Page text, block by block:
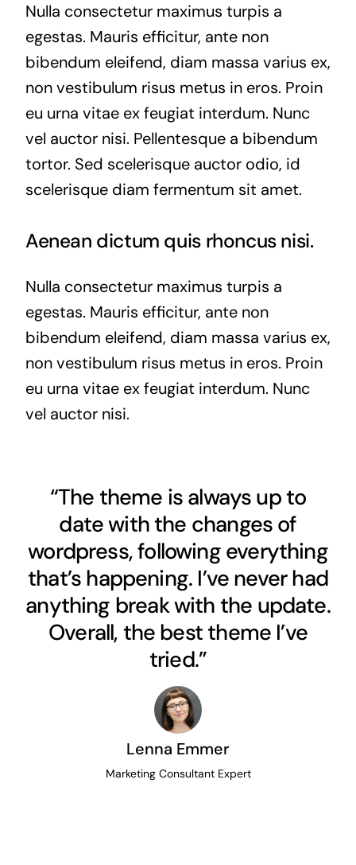
Nulla consectetur maximus turpis a
egestas. Mauris efficitur, ante non
bibendum eleifend, diam massa varius ex,
non vestibulum risus metus in eros. Proin
eu urna vitae ex feugiat interdum. Nunc
vel auctor nisi. Pellentesque a bibendum
tortor. Sed scelerisque auctor odio, id
scelerisque diam fermentum sit amet.
Aenean dictum quis rhoncus nisi.
Nulla consectetur maximus turpis a
egestas. Mauris efficitur, ante non
bibendum eleifend, diam massa varius ex,
non vestibulum risus metus in eros. Proin
eu urna vitae ex feugiat interdum. Nunc
vel auctor nisi.
“The theme is always up to
date with the changes of
wordpress, following everything
that’s happening. I’ve never had
anything break with the update.
Overall, the best theme I’ve
tried.”
Lenna Emmer
Marketing Consultant Expert